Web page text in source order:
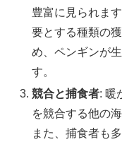
豊富に見られま
要とする種類の
め、ペンギンが
す。
競合と捕食者: 暖
を競合する他の
また、捕食者も